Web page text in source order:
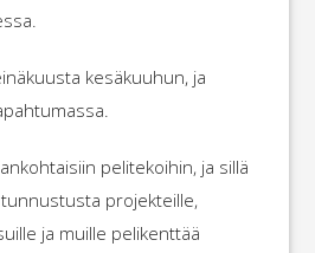
kesäkuuhun, ja
pelitekoihin, ja sillä
projekteille,
ja muille pelikenttää